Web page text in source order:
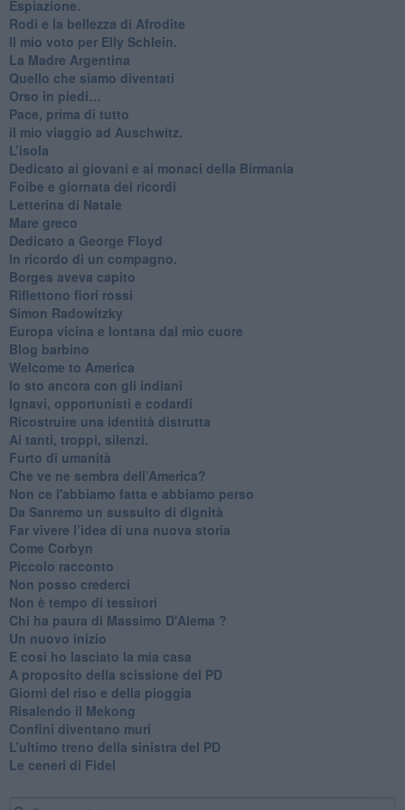
Espiazione.
Rodi e la bellezza di Afrodite
​Il mio voto per Elly Schlein.
​La Madre Argentina
Quello che siamo diventati
Orso in piedi…
​Pace, prima di tutto
​il mio viaggio ad Auschwitz.
​L’isola
Dedicato ai giovani e ai monaci della Birmania
​Foibe e giornata dei ricordi
Letterina di Natale
Mare greco
​Dedicato a George Floyd
​In ricordo di un compagno.
Borges aveva capito
Riflettono fiori rossi
Simon Radowitzky
Europa vicina e lontana dal mio cuore
Blog barbino
Welcome to America
​Io sto ancora con gli indiani
​Ignavi, opportunisti e codardi
Ricostruire una identità distrutta
Ai tanti, troppi, silenzi.
​Furto di umanità
​Che ve ne sembra dell’America?
Non ce l'abbiamo fatta e abbiamo perso
​Da Sanremo un sussulto di dignità
Far vivere l’idea di una nuova storia
Come Corbyn
Piccolo racconto
Non posso crederci
Non è tempo di tessitori
Chi ha paura di Massimo D'Alema ?
Un nuovo inizio
​E cosi ho lasciato la mia casa
A proposito della scissione del PD
​Giorni del riso e della pioggia
Risalendo il Mekong
Confini diventano muri
L’ultimo treno della sinistra del PD
Le ceneri di Fidel